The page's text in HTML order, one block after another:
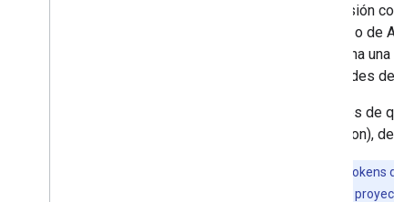
Una sesión
(nuevo) o
abandona
solicitudes
Después de
Validation),
Los
otra que usa el